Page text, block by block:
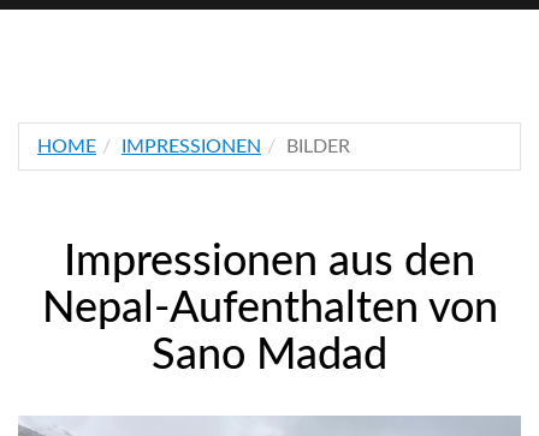
HOME IMPRESSIONEN BILDER
Impressionen aus den
Nepal-Aufenthalten von
Sano Madad